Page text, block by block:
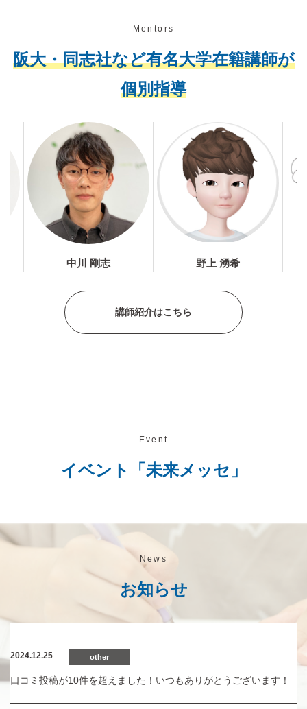
Mentors
阪大・同志社など有名大学在籍講師が
個別指導
中川 剛志 野上 湧希
講師紹介はこちら
Event
イベント「未来メッセ」
News
お知らせ
2024.12.25 other
口コミ投稿が10件を超えました！いつもありがとうございます！